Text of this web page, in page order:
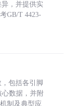
异，并提供实
GB/T 4423-
包括各引脚
心数据，并附
制及典型应